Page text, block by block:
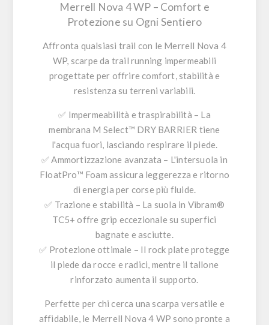
Merrell Nova 4 WP – Comfort e
Protezione su Ogni Sentiero
Affronta qualsiasi trail con le Merrell Nova 4
WP, scarpe da trail running impermeabili
progettate per offrire comfort, stabilità e
resistenza su terreni variabili.
✅ Impermeabilità e traspirabilità – La
membrana M Select™ DRY BARRIER tiene
l'acqua fuori, lasciando respirare il piede.
✅Ammortizzazione avanzata – L'intersuola in
FloatPro™ Foam assicura leggerezza e ritorno
di energia per corse più fluide.
✅ Trazione e stabilità – La suola in Vibram®
TC5+ offre grip eccezionale su superfici
bagnate e asciutte.
✅ Protezione ottimale – Il rock plate protegge
il piede da rocce e radici, mentre il tallone
rinforzato aumenta il supporto.
Perfette per chi cerca una scarpa versatile e
affidabile, le Merrell Nova 4 WP sono pronte a